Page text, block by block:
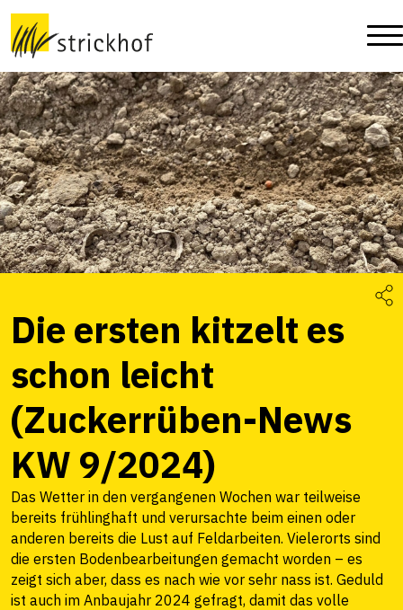
Die ersten kitzelt es
schon leicht
(Zuckerrüben-News
KW 9/2024)
Das Wetter in den vergangenen Wochen war teilweise
bereits frühlinghaft und verursachte beim einen oder
anderen bereits die Lust auf Feldarbeiten. Vielerorts sind
die ersten Bodenbearbeitungen gemacht worden – es
zeigt sich aber, dass es nach wie vor sehr nass ist. Geduld
ist auch im Anbaujahr 2024 gefragt, damit das volle